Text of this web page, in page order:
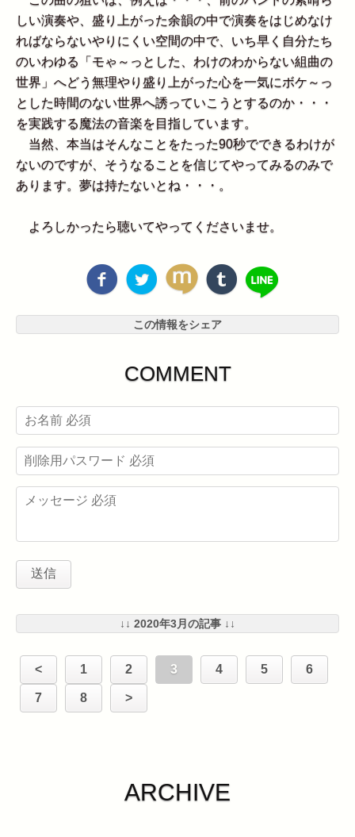
しい演奏や、盛り上がった余韻の中で演奏をはじめなけ
ればならないやりにくい空間の中で、いち早く自分たち
のいわゆる「モゃ～っとした、わけのわからない組曲の
世界」へどう無理やり盛り上がった心を一気にボケ～っ
とした時間のない世界へ誘っていこうとするのか・・・
を実践する魔法の音楽を目指しています。
当然、本当はそんなことをたった90秒でできるわけが
ないのですが、そうなることを信じてやってみるのみで
あります。夢は持たないとね・・・。
よろしかったら聴いてやってくださいませ。
この情報をシェア
COMMENT
↓↓ 2020年3月の記事 ↓↓
< 1 2 3 4 5 6
7 8 >
ARCHIVE